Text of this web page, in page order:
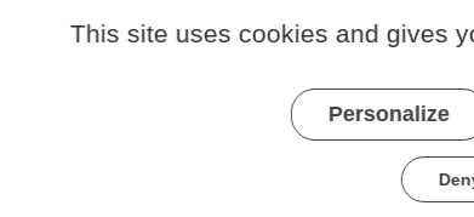
This site uses cookies and gives
Personalize